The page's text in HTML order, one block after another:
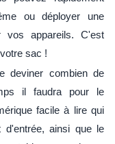
ou déployer une
vos appareils. C'est
sac !
deviner combien de
il faudra pour le
facile à lire qui
ainsi que le